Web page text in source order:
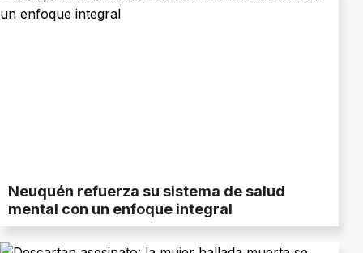
Neuquén refuerza su sistema de salud
mental con un enfoque integral